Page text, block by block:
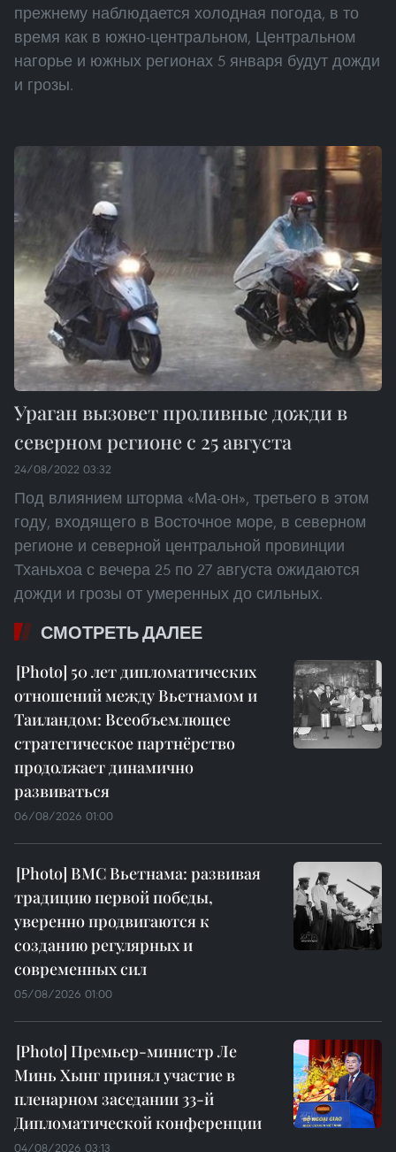
прежнему наблюдается холодная погода, в то
время как в южно-центральном, Центральном
нагорье и южных регионах 5 января будут дожди
и грозы.
Ураган вызовет проливные дожди в
северном регионе с 25 августа
24/08/2022 03:32
Под влиянием шторма «Ма-он», третьего в этом
году, входящего в Восточное море, в северном
регионе и северной центральной провинции
Тханьхоа с вечера 25 по 27 августа ожидаются
дожди и грозы от умеренных до сильных.
СМОТРЕТЬ ДАЛЕЕ
50 лет дипломатических
отношений между Вьетнамом и
Таиландом: Всеобъемлющее
стратегическое партнёрство
продолжает динамично
развиваться
06/08/2026 01:00
ВМС Вьетнама: развивая
традицию первой победы,
уверенно продвигаются к
созданию регулярных и
современных сил
05/08/2026 01:00
Премьер-министр Ле
Минь Хынг принял участие в
пленарном заседании 33-й
Дипломатической конференции
04/08/2026 03:13